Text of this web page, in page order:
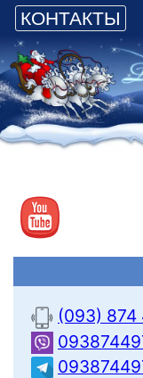
КОНТАКТЫ
(093) 874